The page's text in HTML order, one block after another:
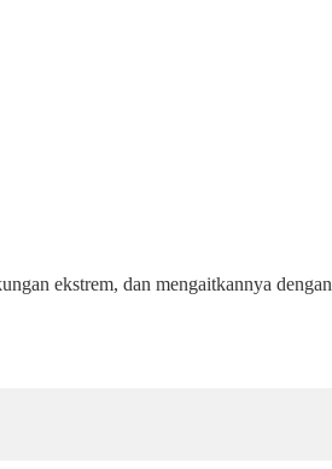
ekstrem, dan mengaitkannya dengan